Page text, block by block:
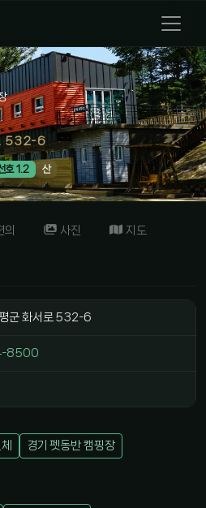
532-6
호 1.2 산
사진 지도
군 화서로 532-6
8500
경기 펫동반 캠핑장